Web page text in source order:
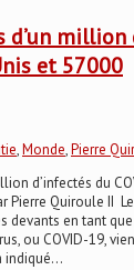
d’un million
et 57000
,Monde,Pierre
d’infectés du
Pierre Quiroule II
devants en tant
ou COVID-19,
indiqué...